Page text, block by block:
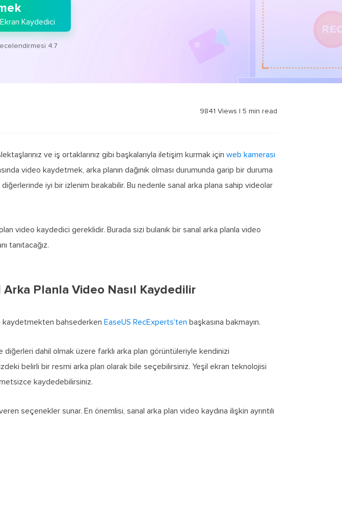
Kaydedici
4.7
9841 Views | 5 min read
ve iş ortaklarınız gibi başkalarıyla iletişim kurmak için web kamerası
video kaydetmek, arka planın dağınık olması durumunda garip bir duruma
iyi bir izlenim bırakabilir. Bu nedenle sanal arka plana sahip videolar
video kaydedici gereklidir. Burada sizi bulanık bir sanal arka planla video
tanıtacağız.
Planla Video Nasıl Kaydedilir
kaydetmekten bahsederken EaseUS RecExperts'ten başkasına bakmayın.
diğerleri dahil olmak üzere farklı arka plan görüntüleriyle kendinizi
belirli bir resmi arka plan olarak bile seçebilirsiniz. Yeşil ekran teknolojisi
kaydedebilirsiniz.
seçenekler sunar. En önemlisi, sanal arka plan video kaydına ilişkin ayrıntılı